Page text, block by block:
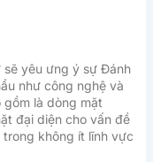
yêu ưng ý sự Đánh
như công nghệ và
là dòng mặt
đại diện cho vấn đề
không ít lĩnh vực